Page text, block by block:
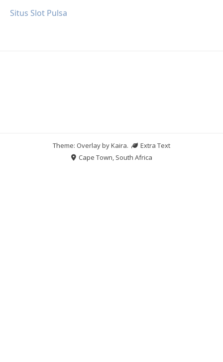
Situs Slot Pulsa
Theme: Overlay byKaira.
Extra Text
Cape Town, South Africa